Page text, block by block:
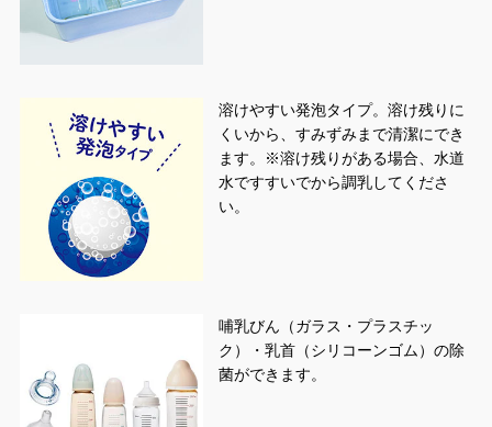
溶けやすい発泡タイプ。溶け残りに
くいから、すみずみまで清潔にでき
ます。※溶け残りがある場合、水道
水ですすいでから調乳してくださ
い。
哺乳びん（ガラス・プラスチッ
ク）・乳首（シリコーンゴム）の除
菌ができます。